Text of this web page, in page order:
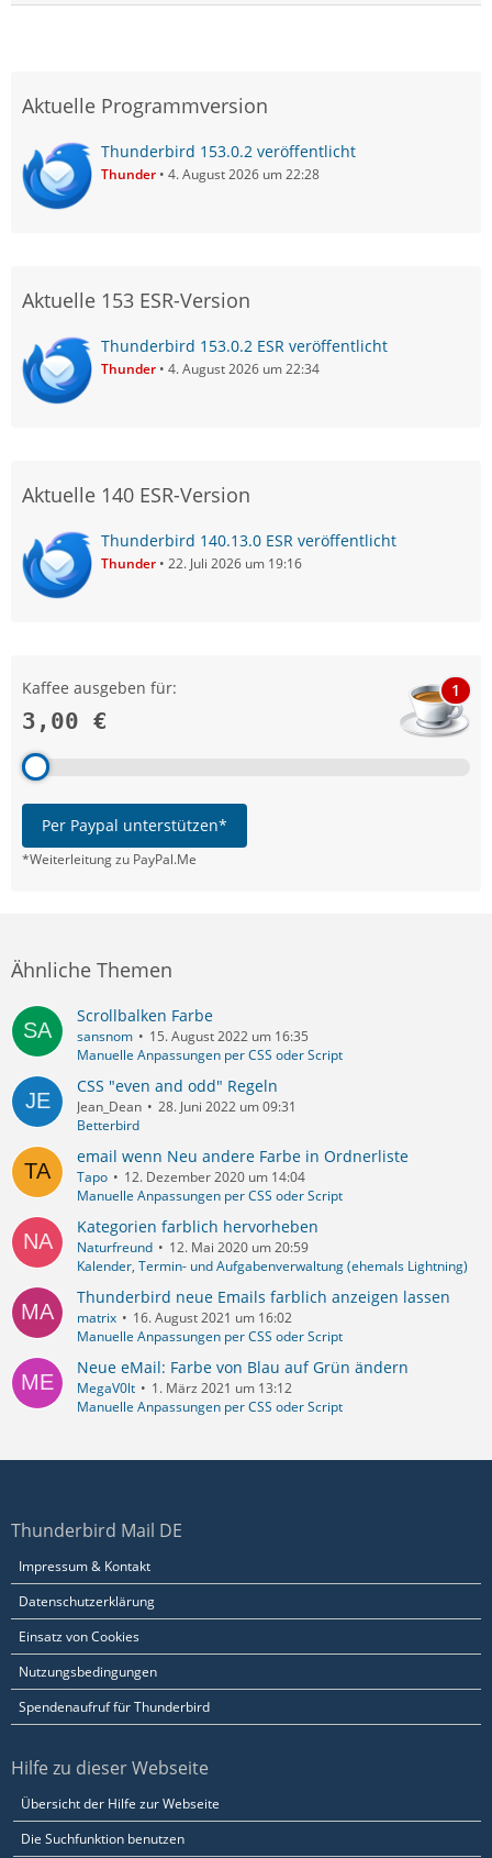
Aktuelle Programmversion
Thunderbird 153.0.2 veröffentlicht
Thunder 4. August 2026 um 22:28
Aktuelle 153 ESR-Version
Thunderbird 153.0.2 ESR veröffentlicht
Thunder 4. August 2026 um 22:34
Aktuelle 140 ESR-Version
Thunderbird 140.13.0 ESR veröffentlicht
Thunder 22. Juli 2026 um 19:16
Kaffee ausgeben für:
3,00 €
1
Per Paypal unterstützen*
*Weiterleitung zu PayPal.Me
Ähnliche Themen
Scrollbalken Farbe
sansnom
15. August 2022 um 16:35
Manuelle Anpassungen per CSS oder Script
CSS "even and odd" Regeln
Jean_Dean
28. Juni 2022 um 09:31
Betterbird
email wenn Neu andere Farbe in Ordnerliste
Tapo
12. Dezember 2020 um 14:04
Manuelle Anpassungen per CSS oder Script
Kategorien farblich hervorheben
Naturfreund
12. Mai 2020 um 20:59
Kalender, Termin- und Aufgabenverwaltung (ehemals Lightning)
Thunderbird neue Emails farblich anzeigen lassen
matrix
16. August 2021 um 16:02
Manuelle Anpassungen per CSS oder Script
Neue eMail: Farbe von Blau auf Grün ändern
MegaV0lt
1. März 2021 um 13:12
Manuelle Anpassungen per CSS oder Script
Thunderbird Mail DE
Impressum & Kontakt
Datenschutzerklärung
Einsatz von Cookies
Nutzungsbedingungen
Spendenaufruf für Thunderbird
Hilfe zu dieser Webseite
Übersicht der Hilfe zur Webseite
Die Suchfunktion benutzen